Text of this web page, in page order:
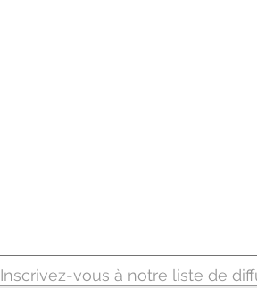
Inscrivez-vous à notre liste de